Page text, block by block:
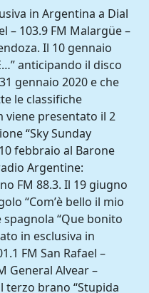
in Argentina a Dial
– 103.9 FM Malargüe –
Il 10 gennaio
anticipando il disco
gennaio 2020 e che
le classifiche
viene presentato il 2
“Sky Sunday
febbraio al Barone
Argentine:
FM 88.3. Il 19 giugno
“Com’è bello il mio
“Que bonito
in esclusiva in
FM San Rafael –
General Alvear –
terzo brano “Stupida